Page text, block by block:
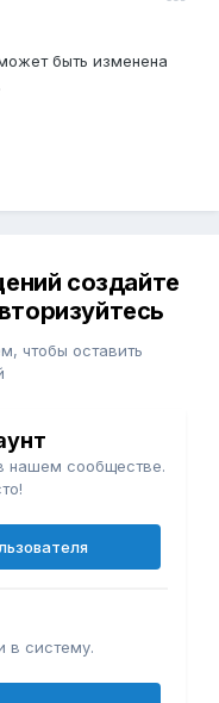
быть изменена
создайте
чтобы оставить
нашем сообществе.
в систему.